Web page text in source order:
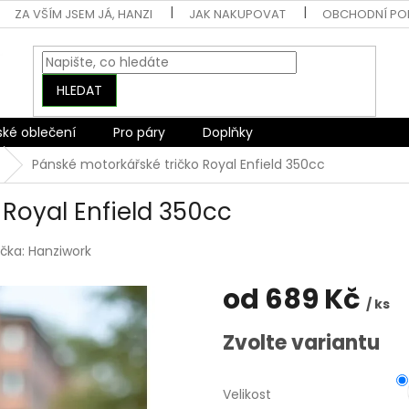
ZA VŠÍM JSEM JÁ, HANZI JAK NAKUPOVAT OBCHODNÍ
HLEDAT
oblečení Pro páry
Doplňky
Pánské motorkářské tričko Royal Enfield 350cc
Enfield 350cc
Hanziwork
od 689 Kč / ks
Měrná
cena:
Zvolte variantu
Velikost